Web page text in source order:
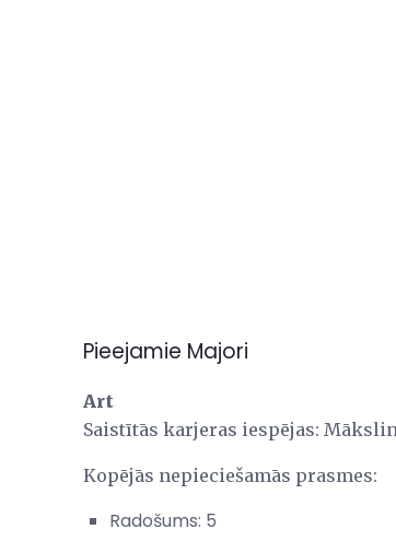
Pieejamie Majori
Art
Saistītās karjeras iespējas:
Kopējās nepieciešamās prasmes:
Radošums: 5